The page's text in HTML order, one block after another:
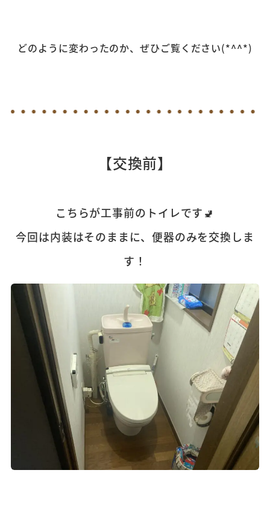
どのように変わったのか、ぜひご覧ください(*^^*)
【交換前】
こちらが工事前のトイレです🚽
今回は内装はそのままに、便器のみを交換しま
す！